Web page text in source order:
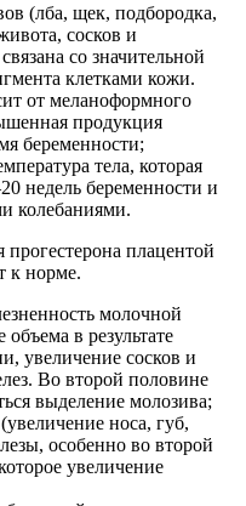
(лба, щек, подбородка,
сосков и
со значительной
клетками кожи.
от меланоформного
продукция
беременности;
тела, которая
недель беременности и
колебаниями.
плацентой
к норме.
молочной
в результате
увеличение сосков и
Во второй половине
выделение молозива;
носа, губ,
особенно во второй
увеличение